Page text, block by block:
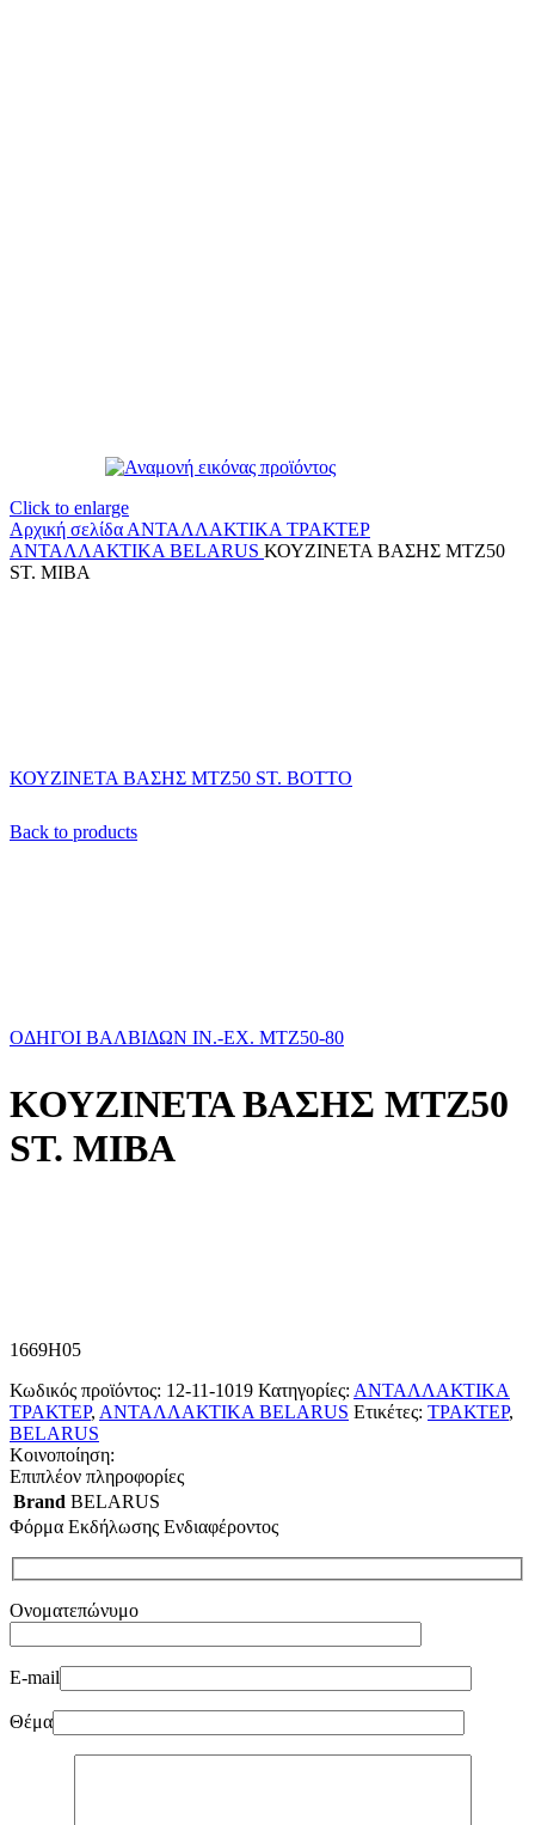
Click to enlarge
Αρχική σελίδα ΑΝΤΑΛΛΑΚΤΙΚΑ ΤΡΑΚΤΕΡ
ΑΝΤΑΛΛΑΚΤΙΚΑ BELARUS ΚΟΥΖΙΝΕΤΑ ΒΑΣΗΣ ΜΤΖ50
ST. ΜΙΒΑ
ΚΟΥΖΙΝΕΤΑ ΒΑΣΗΣ ΜΤΖ50 ST. ΒΟΤΤΟ
Back to products
ΟΔΗΓΟΙ ΒΑΛΒΙΔΩΝ ΙΝ.-EX. MTZ50-80
ΚΟΥΖΙΝΕΤΑ ΒΑΣΗΣ ΜΤΖ50
ST. ΜΙΒΑ
1669H05
Κωδικός προϊόντος: 12-11-1019 Κατηγορίες: ΑΝΤΑΛΛΑΚΤΙΚΑ
ΤΡΑΚΤΕΡ, ΑΝΤΑΛΛΑΚΤΙΚΑ BELARUS Ετικέτες: ΤΡΑΚΤΕΡ,
BELARUS
Κοινοποίηση:
Επιπλέον πληροφορίες
Brand BELARUS
Φόρμα Εκδήλωσης Ενδιαφέροντος
Ονοματεπώνυμο
E-mail
Θέμα